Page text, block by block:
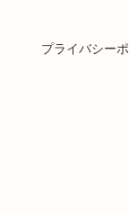
プライバシー